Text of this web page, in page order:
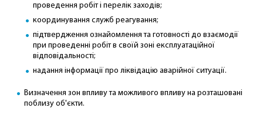
проведення робіт і перелік заходів;
координування служб реагування;
підтвердження ознайомлення та готовності до взаємодії
при проведенні робіт в своїй зоні експлуатаційної
відповідальності;
надання інформації про ліквідацію аварійної ситуації.
Визначення зон впливу та можливого впливу на розташовані
поблизу об'єкти.